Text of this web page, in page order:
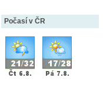
Počasí v ČR